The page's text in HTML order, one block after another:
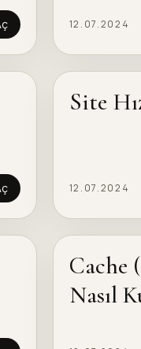
12.07.2024
Site
12.07.2024
Cache
Nasıl